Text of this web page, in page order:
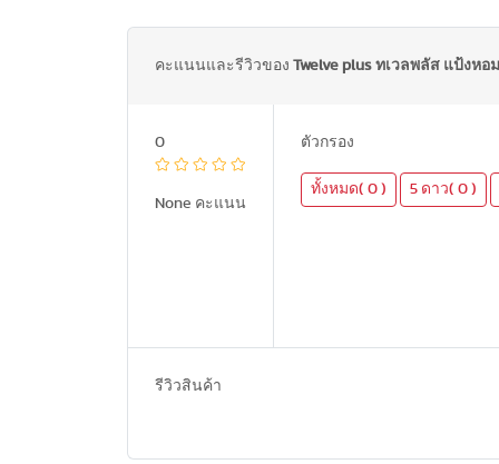
คะแนนและรีวิวของ Twelve plus ทเวลพลัส แป้งห
0
None คะแนน
ตัวกรอง
ทั้งหมด( 0 ) 5 ดาว( 0 )
รีวิวสินค้า